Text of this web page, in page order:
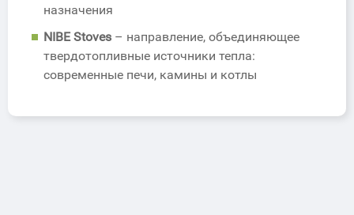
назначения
NIBE Stoves – направление, объединяющее
твердотопливные источники тепла:
современные печи, камины и котлы